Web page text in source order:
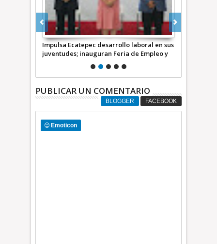
Impulsa Ecatepec desarrollo laboral en sus
juventudes; inauguran Feria de Empleo y
Emprendedores 2026 +Video |
PUBLICAR UN COMENTARIO
BLOGGER FACEBOOK
Emoticon